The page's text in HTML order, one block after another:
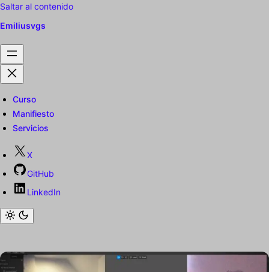
Saltar al contenido
Emiliusvgs
Curso
Manifiesto
Servicios
X
GitHub
LinkedIn